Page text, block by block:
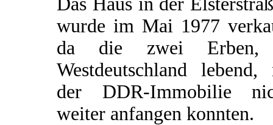
wurde im Mai 1977
da die zwei
Westdeutschland lebend,
der DDR-Immobilie
weiter anfangen konnten.